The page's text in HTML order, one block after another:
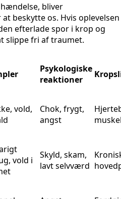
bliver
beskytte os. Hvis oplevelsen
efterlade spor i krop og
slippe fri af traumet.
Psykologiske
reaktioner
vold,
Chok, frygt,
angst
vold i
Skyld, skam,
lavt selvværd